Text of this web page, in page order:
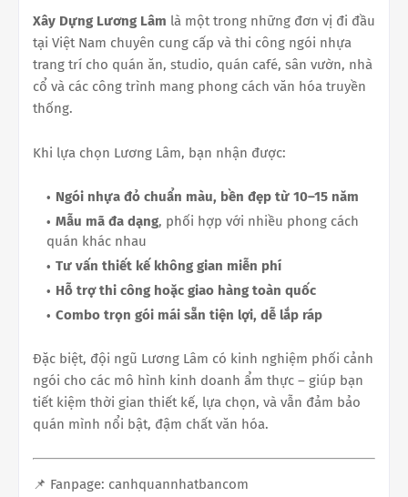
Xây Dựng Lương Lâm là một trong những đơn vị đi đầu
tại Việt Nam chuyên cung cấp và thi công ngói nhựa
trang trí cho quán ăn, studio, quán café, sân vườn, nhà
cổ và các công trình mang phong cách văn hóa truyền
thống.
Khi lựa chọn Lương Lâm, bạn nhận được:
Ngói nhựa đỏ chuẩn màu, bền đẹp từ 10–15 năm
Mẫu mã đa dạng, phối hợp với nhiều phong cách
quán khác nhau
Tư vấn thiết kế không gian miễn phí
Hỗ trợ thi công hoặc giao hàng toàn quốc
Combo trọn gói mái sẵn tiện lợi, dễ lắp ráp
Đặc biệt, đội ngũ Lương Lâm có kinh nghiệm phối cảnh
ngói cho các mô hình kinh doanh ẩm thực – giúp bạn
tiết kiệm thời gian thiết kế, lựa chọn, và vẫn đảm bảo
quán mình nổi bật, đậm chất văn hóa.
📌 Fanpage: canhquannhatbancom